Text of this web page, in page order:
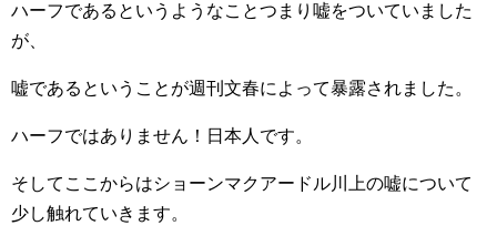
ハーフであるというようなことつまり嘘をついていました
が、
嘘であるということが週刊文春によって暴露されました。
ハーフではありません！日本人です。
そしてここからはショーンマクアードル川上の嘘について
少し触れていきます。